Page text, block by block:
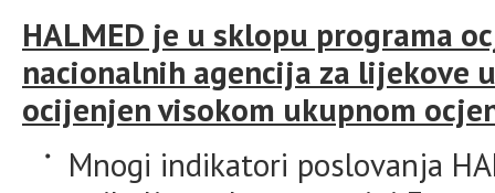
HALMED je u sklopu programa
nacionalnih agencija za lijekove
ocijenjen visokom ukupnom
Mnogi indikatori poslovanja